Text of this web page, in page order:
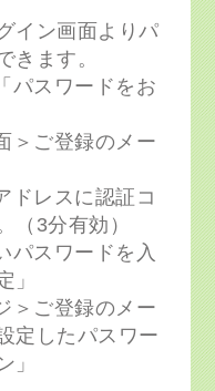
イン画面よりパ
きます。
パスワードをお
＞ご登録のメー
ドレスに認証コ
（3分有効）
パスワードを入
」
＞ご登録のメー
定したパスワー
」